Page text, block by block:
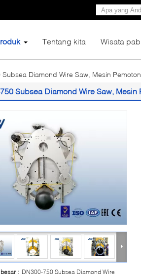
Tentang kita Wisata
Subsea Diamond Wire Saw, Mesin
Subsea Diamond Wire Saw, Mesin
: DN300-750 Subsea Diamond Wire